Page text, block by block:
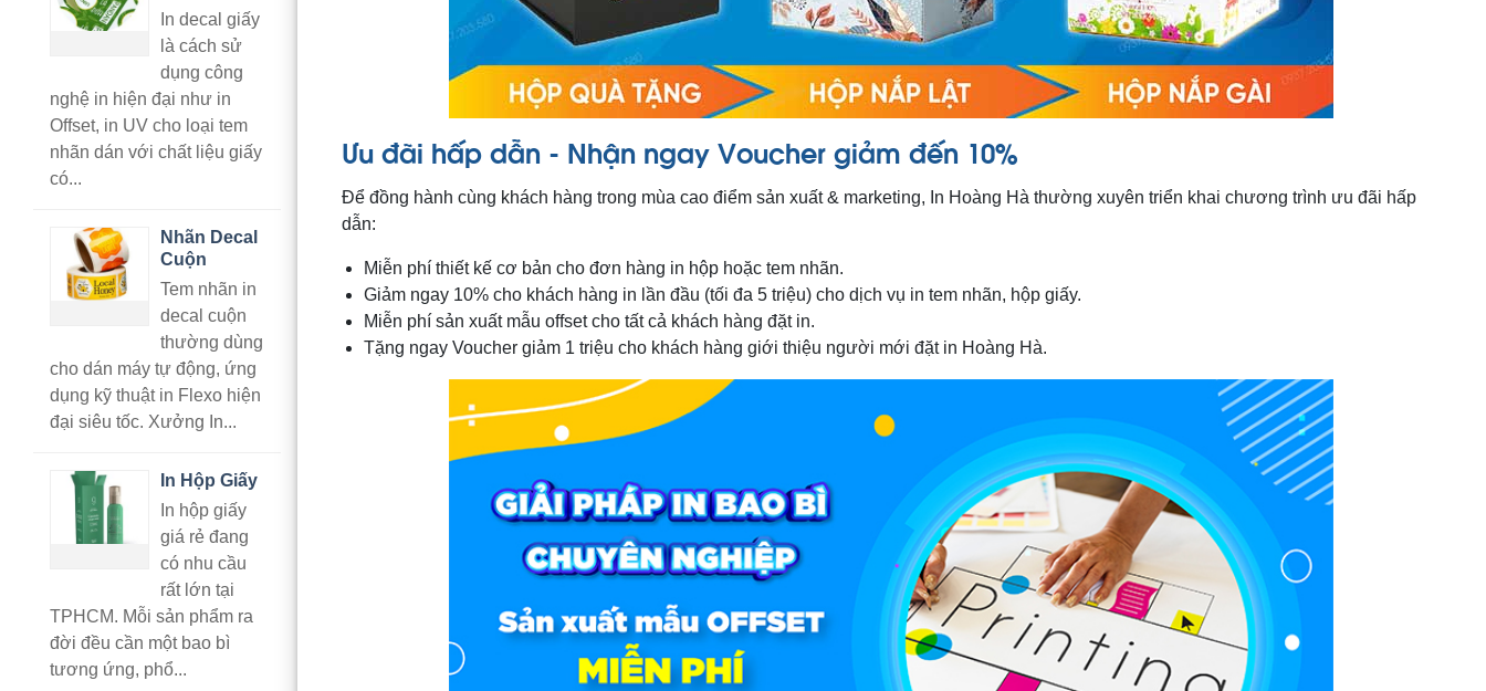
In decal giấy
là cách sử
dụng công
nghệ in hiện đại như in
Offset, in UV cho loại tem
nhãn dán với chất liệu giấy
có...
Nhãn Decal
Cuộn
Tem nhãn in
decal cuộn
thường dùng
cho dán máy tự động, ứng
dụng kỹ thuật in Flexo hiện
đại siêu tốc. Xưởng In...
In Hộp Giấy
In hộp giấy
giá rẻ đang
có nhu cầu
rất lớn tại
TPHCM. Mỗi sản phẩm ra
đời đều cần một bao bì
tương ứng, phổ...
Ưu đãi hấp dẫn - Nhận ngay Voucher giảm đến 10%
Để đồng hành cùng khách hàng trong mùa cao điểm sản xuất & marketing, In Hoàng Hà thường xuyên triển khai chương trình ưu đãi hấp
dẫn:
Miễn phí thiết kế cơ bản cho đơn hàng in hộp hoặc tem nhãn.
Giảm ngay 10% cho khách hàng in lần đầu (tối đa 5 triệu) cho dịch vụ in tem nhãn, hộp giấy.
Miễn phí sản xuất mẫu offset cho tất cả khách hàng đặt in.
Tặng ngay Voucher giảm 1 triệu cho khách hàng giới thiệu người mới đặt in Hoàng Hà.